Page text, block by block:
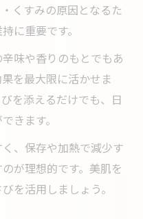
くすみの原因となるた
に重要です。
味や香りのもとでもあ
を最大限に活かせま
を添えるだけでも、日
きます。
、保存や加熱で減少す
が理想的です。美肌を
を活用しましょう。